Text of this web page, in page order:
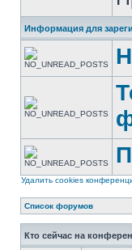
Информация для
Удалить cookies
Список форумов
Кто сейчас на